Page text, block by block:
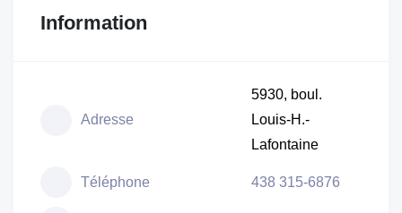
Information
Adresse
5930, boul.
Louis-H.-
Lafontaine
Téléphone 438 315-6876